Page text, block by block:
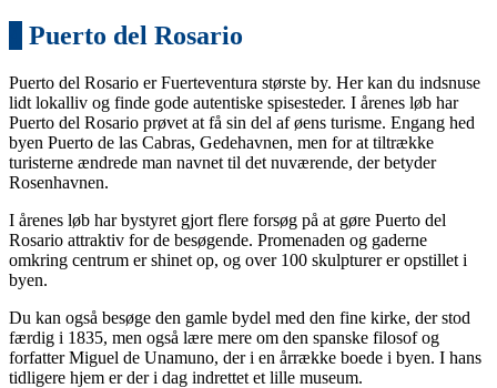
Puerto del Rosario
Puerto del Rosario er Fuerteventura største by. Her kan du indsnuse
lidt lokalliv og finde gode autentiske spisesteder. I årenes løb har
Puerto del Rosario prøvet at få sin del af øens turisme. Engang hed
byen Puerto de las Cabras, Gedehavnen, men for at tiltrække
turisterne ændrede man navnet til det nuværende, der betyder
Rosenhavnen.
I årenes løb har bystyret gjort flere forsøg på at gøre Puerto del
Rosario attraktiv for de besøgende. Promenaden og gaderne
omkring centrum er shinet op, og over 100 skulpturer er opstillet i
byen.
Du kan også besøge den gamle bydel med den fine kirke, der stod
færdig i 1835, men også lære mere om den spanske filosof og
forfatter Miguel de Unamuno, der i en årrække boede i byen. I hans
tidligere hjem er der i dag indrettet et lille museum.